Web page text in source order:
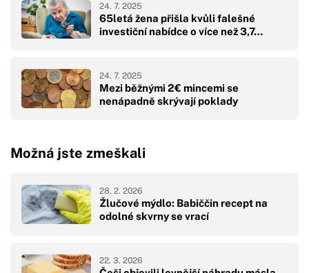
65letá žena přišla kvůli falešné
investiční nabídce o více než 3,7…
24. 7. 2025
Mezi běžnými 2€ mincemi se
nenápadně skrývají poklady
24. 7. 2025
Možná jste zmeškali
Žlučové mýdlo: Babiččin recept na
odolné skvrny se vrací
28. 2. 2026
22. 3. 2026